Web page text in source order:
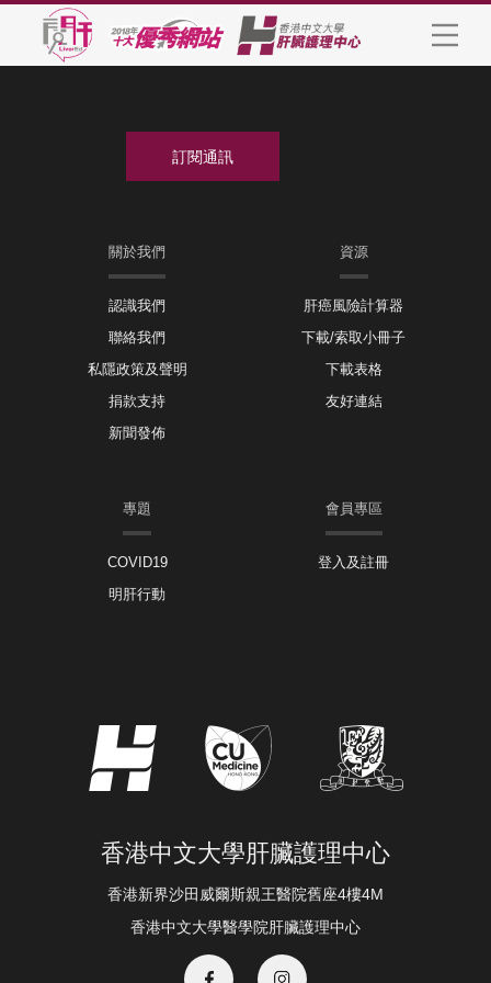
關於我們
認識我們
聯絡我們
私隱政策及聲明
捐款支持
新聞發佈
資源
肝癌風險計算器
下載/索取小冊子
下載表格
友好連結
專題
COVID19
明肝行動
會員專區
登入及註冊
香港中文大學肝臟護理中心
香港新界沙田威爾斯親王醫院舊座4樓4M
香港中文大學醫學院肝臟護理中心